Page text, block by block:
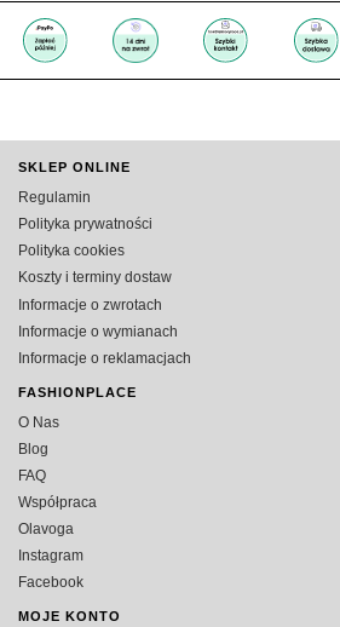
SKLEP ONLINE
Regulamin
Polityka prywatności
Polityka cookies
Koszty i terminy dostaw
Informacje o zwrotach
Informacje o wymianach
Informacje o reklamacjach
FASHIONPLACE
O Nas
Blog
FAQ
Współpraca
Olavoga
Instagram
Facebook
MOJE KONTO